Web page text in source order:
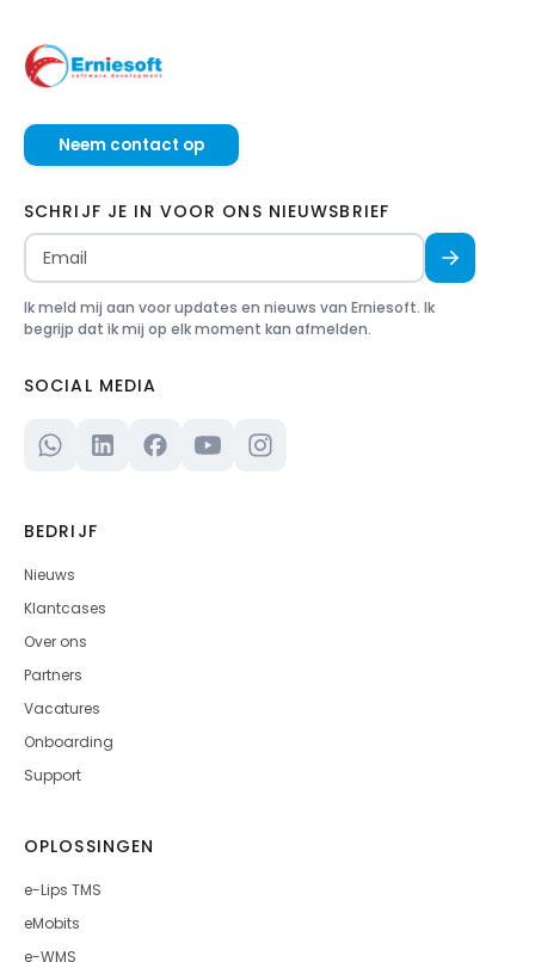
Neem contact op
SCHRIJF JE IN VOOR ONS NIEUWSBRIEF
Ik meld mij aan voor updates en nieuws van Erniesoft. Ik
begrijp dat ik mij op elk moment kan afmelden.
SOCIAL MEDIA
BEDRIJF
Nieuws
Klantcases
Over ons
Partners
Vacatures
Onboarding
Support
OPLOSSINGEN
e-Lips TMS
eMobits
e-WMS